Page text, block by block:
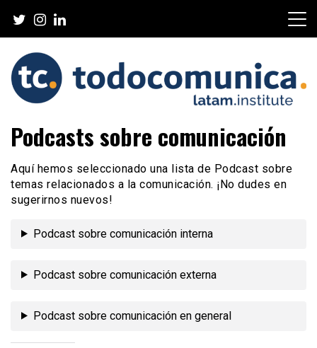
content
TodoComunica x LATAM
Institute
Podcasts sobre comunicación
Aquí hemos seleccionado una lista de Podcast sobre
temas relacionados a la comunicación. ¡No dudes en
sugerirnos nuevos!
Podcast sobre comunicación interna
Podcast sobre comunicación externa
Podcast sobre comunicación en general